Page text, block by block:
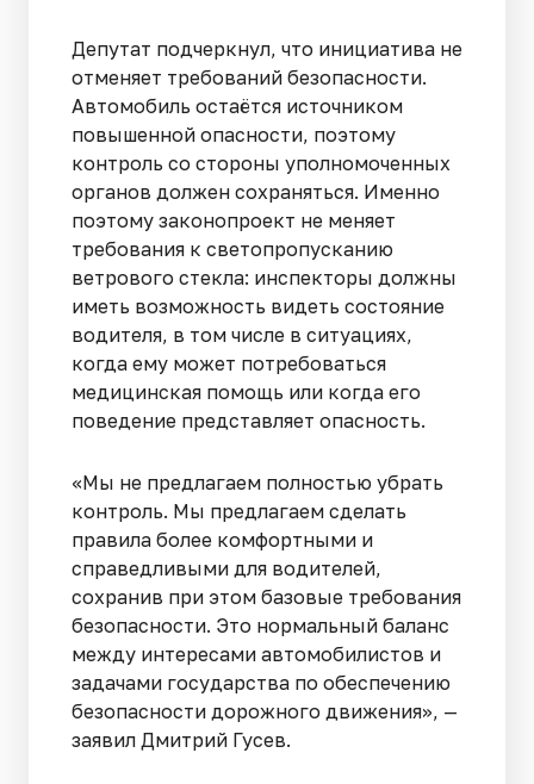
Депутат подчеркнул, что инициатива не
отменяет требований безопасности.
Автомобиль остаётся источником
повышенной опасности, поэтому
контроль со стороны уполномоченных
органов должен сохраняться. Именно
поэтому законопроект не меняет
требования к светопропусканию
ветрового стекла: инспекторы должны
иметь возможность видеть состояние
водителя, в том числе в ситуациях,
когда ему может потребоваться
медицинская помощь или когда его
поведение представляет опасность.
«Мы не предлагаем полностью убрать
контроль. Мы предлагаем сделать
правила более комфортными и
справедливыми для водителей,
сохранив при этом базовые требования
безопасности. Это нормальный баланс
между интересами автомобилистов и
задачами государства по обеспечению
безопасности дорожного движения», —
заявил Дмитрий Гусев.